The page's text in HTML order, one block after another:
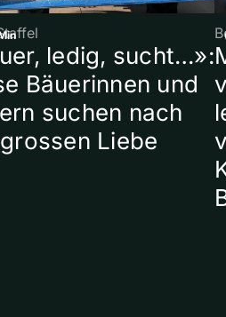
ledig, sucht…»:
Bäuerinnen und
suchen nach
Liebe